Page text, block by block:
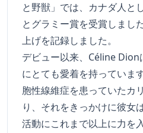
と野獣」では、カナダ人と
とグラミー賞を受賞しまし
上げを記録しました。
デビュー以来、Céline
にとても愛着を持っていま
胞性線維症を患っていたカ
り、それをきっかけに彼女
活動にこれまで以上に力を